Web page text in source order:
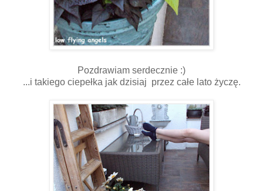
Pozdrawiam serdecznie :)
...i takiego ciepełka jak dzisiaj przez całe lato życzę.